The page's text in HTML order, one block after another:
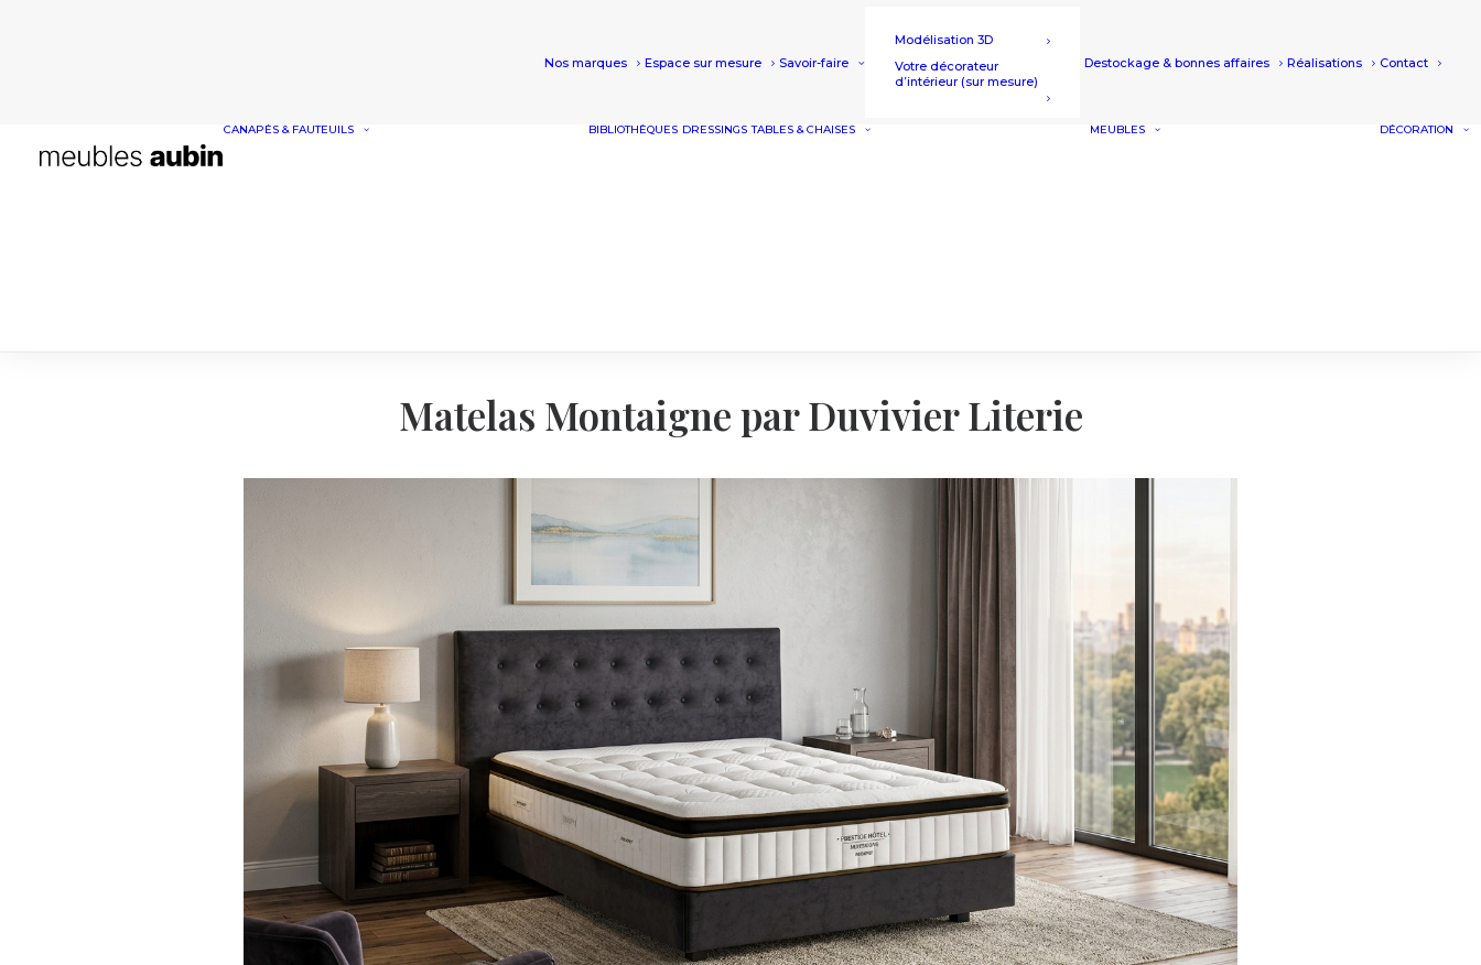
Nos marques Espace sur mesure Savoir-faire
Modélisation 3D
Votre décorateur
d’intérieur (sur mesure)
Destockage & bonnes affaires Réalisations Contact
CANAPÉS & FAUTEUILS BIBLIOTHÈQUES DRESSINGS TABLES & CHAISES MEUBLES DÉCORATION
Matelas Montaigne par Duvivier Literie